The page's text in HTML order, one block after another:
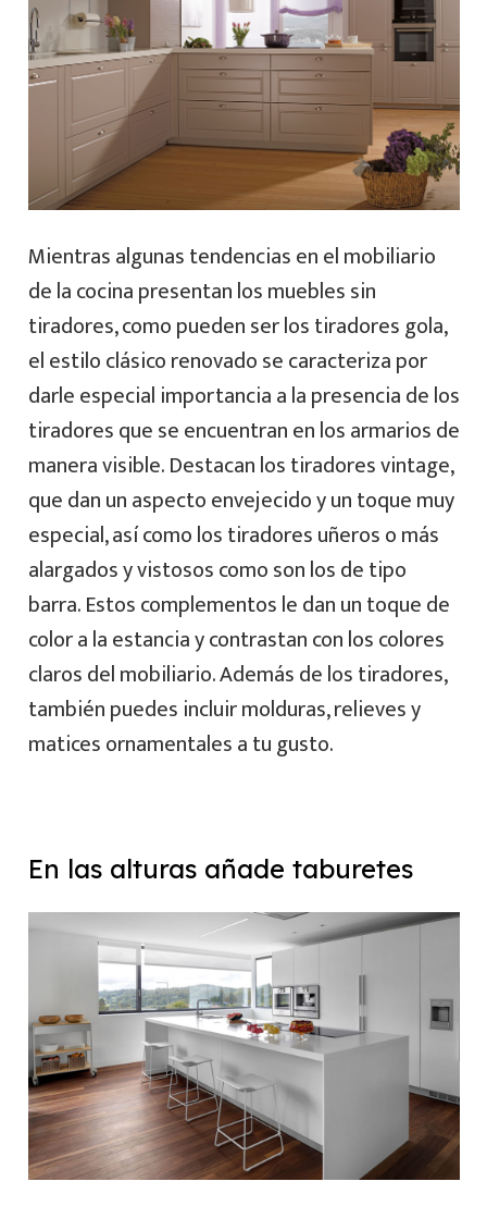
Mientras algunas tendencias en el mobiliario
de la cocina presentan los muebles sin
tiradores, como pueden ser los tiradores gola,
el estilo clásico renovado se caracteriza por
darle especial importancia a la presencia de los
tiradores que se encuentran en los armarios de
manera visible. Destacan los tiradores vintage,
que dan un aspecto envejecido y un toque muy
especial, así como los tiradores uñeros o más
alargados y vistosos como son los de tipo
barra. Estos complementos le dan un toque de
color a la estancia y contrastan con los colores
claros del mobiliario. Además de los tiradores,
también puedes incluir molduras, relieves y
matices ornamentales a tu gusto.
En las alturas añade taburetes